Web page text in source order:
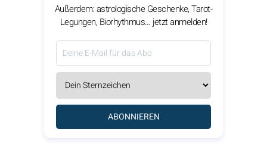
Außerdem: astrologische Geschenke, Tarot-
Legungen, Biorhythmus… jetzt anmelden!
ABONNIEREN